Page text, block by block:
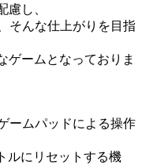
慮し、
そんな仕上がりを目指
ゲームとなっておりま
ームパッドによる操作
ルにリセットする機